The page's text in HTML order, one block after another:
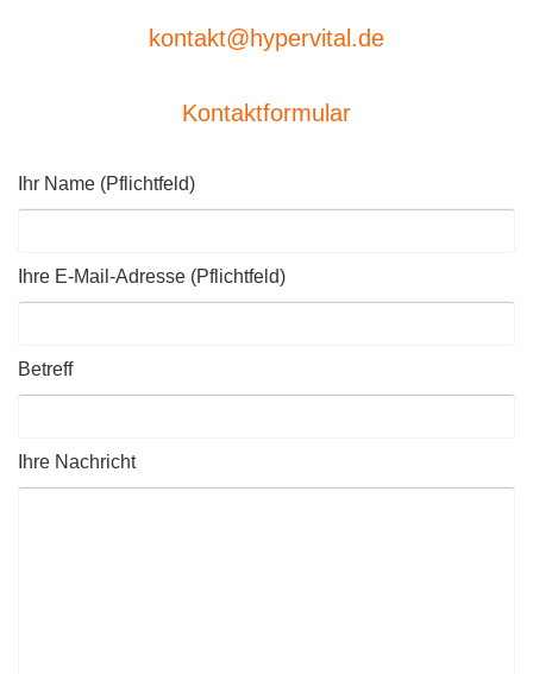
kontakt@hypervital.de
Kontaktformular
Ihr Name (Pflichtfeld)
Ihre E-Mail-Adresse (Pflichtfeld)
Betreff
Ihre Nachricht